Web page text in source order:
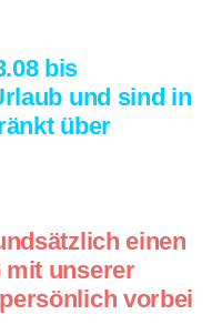
bis
und sind in
über
einen
mit unserer
vorbei